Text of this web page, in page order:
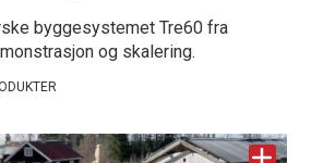
byggesystemet Tre60 fra
og skalering.